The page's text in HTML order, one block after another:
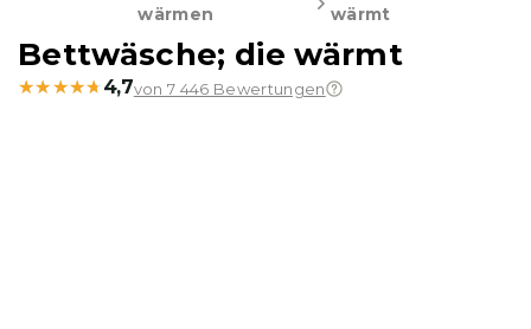
wärmen
wärmt
Bettwäsche; die wärmt
★★★★★
★★★★★ 4,7von 7 446 Bewertungen